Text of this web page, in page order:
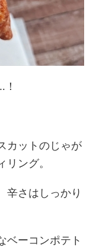
カットのじゃが
ング。
辛さはしっかり
ベーコンポテト